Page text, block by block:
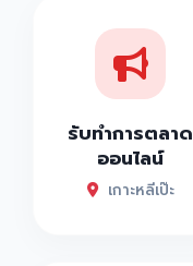
รับทำการตลาด
ออนไลน์
เกาะหลีเป๊ะ